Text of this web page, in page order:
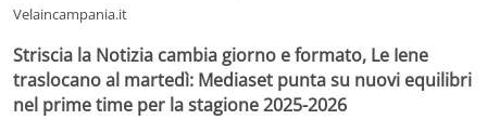
Velaincampania.it
Striscia la Notizia cambia giorno e formato, Le Iene
traslocano al martedì: Mediaset punta su nuovi equilibri
nel prime time per la stagione 2025-2026